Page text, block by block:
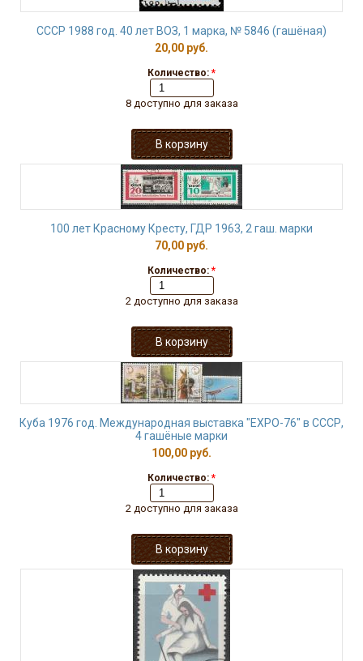
СССР 1988 год. 40 лет ВОЗ, 1 марка, № 5846 (гашёная)
20,00 руб.
Количество: *
8 доступно для заказа
100 лет Красному Кресту, ГДР 1963, 2 гаш. марки
70,00 руб.
Количество: *
2 доступно для заказа
Куба 1976 год. Международная выставка "EXPO-76" в СССР,
4 гашёные марки
100,00 руб.
Количество: *
2 доступно для заказа